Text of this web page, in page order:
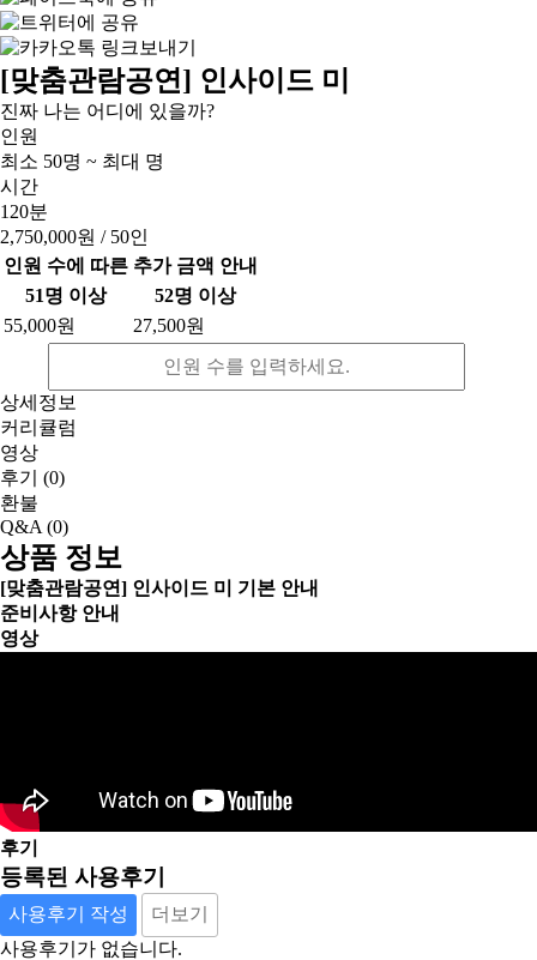
[맞춤관람공연] 인사이드 미
진짜 나는 어디에 있을까?
인원
최소 50명 ~ 최대 명
시간
120분
2,750,000원 / 50인
인원 수에 따른 추가 금액 안내
51명 이상
52명 이상
55,000원
27,500원
상세정보
커리큘럼
영상
후기 (0)
환불
Q&A (0)
상품 정보
[맞춤관람공연] 인사이드 미 기본 안내
준비사항 안내
영상
후기
등록된 사용후기
사용후기 작성
더보기
사용후기가 없습니다.